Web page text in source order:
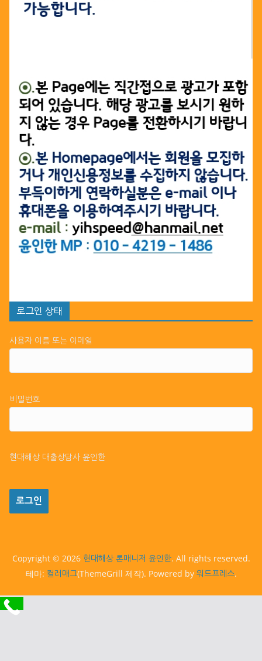
로그인 상태
사용자 이름 또는 이메일
비밀번호
현대해상 대출상담사 윤인한
Copyright © 2026 현대해상 론매니저 윤인한. All rights reserved.
테마: 컬러매그(ThemeGrill 제작). Powered by 워드프레스.